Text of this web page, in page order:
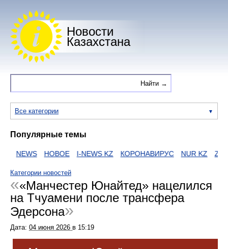
Новости
Казахстана
Все категории
Популярные темы
NEWS НОВОЕ I-NEWS KZ КОРОНАВИРУС NUR KZ
Категории новостей
«Манчестер Юнайтед» нацелился
на Тчуамени после трансфера
Эдерсона
Дата: 04 июня 2026 в 15:19